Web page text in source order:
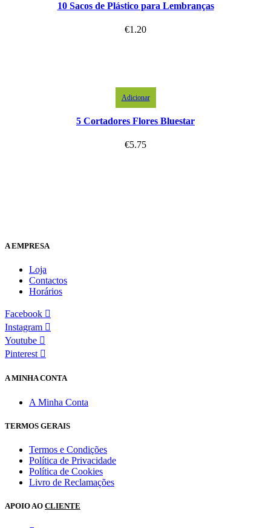
10 Sacos de Plástico para Lembranças
€1.20
Adicionar
5 Cortadores Flores Bluestar
€5.75
A EMPRESA
Loja
Contactos
Horários
Facebook
Instagram
Youtube
Pinterest
A MINHA CONTA
A Minha Conta
TERMOS GERAIS
Termos e Condições
Política de Privacidade
Política de Cookies
Livro de Reclamações
APOIO AO CLIENTE